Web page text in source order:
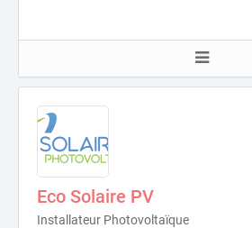
Eco Solaire PV
Installateur Photovoltaïque